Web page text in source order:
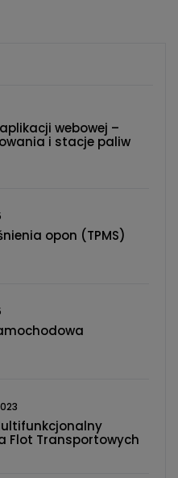
webowej –
i stacje paliw
opon (TPMS)
Flot Transportowych